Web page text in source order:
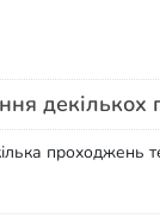
проходжень